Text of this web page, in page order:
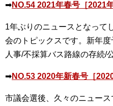
➡NO.54 2021年春号［2021年
1年ぶりのニュースとなって
会のトピックスです。新年
人事/不採算バス路線の存続/
➡NO.53 2020年新春号［
市議会選後、久々のニュー